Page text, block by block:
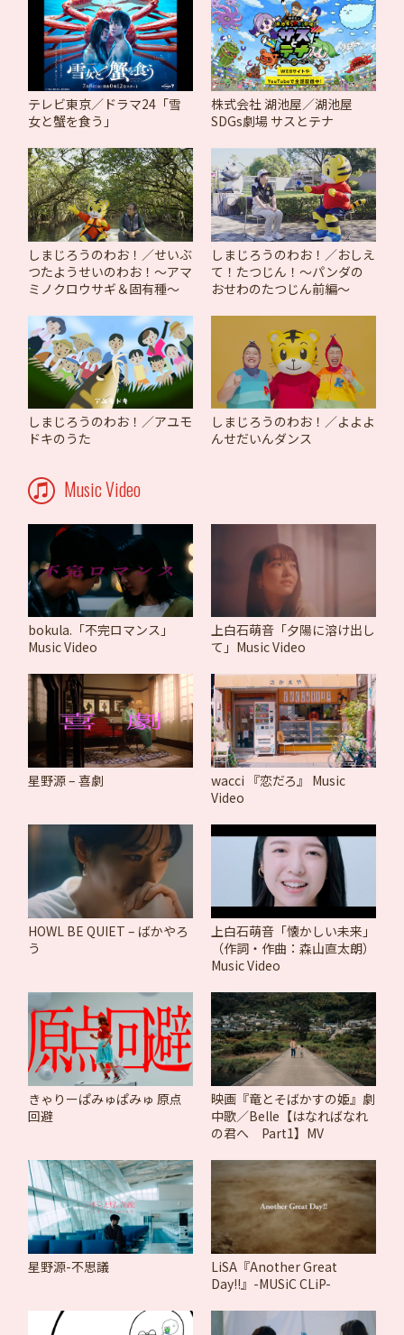
テレビ東京／ドラマ24「雪
女と蟹を食う」
株式会社 湖池屋／湖池屋
SDGs劇場 サスとテナ
しまじろうのわお！／せいぶ
つたようせいのわお！～アマ
ミノクロウサギ＆固有種～
しまじろうのわお！／おしえ
て！たつじん！～パンダの
おせわのたつじん前編～
しまじろうのわお！／アユモ
ドキのうた
しまじろうのわお！／よよよ
んせだいんダンス
Music Video
bokula.「不完ロマンス」
Music Video
上白石萌音「夕陽に溶け出し
て」Music Video
星野源 – 喜劇
wacci 『恋だろ』 Music
Video
HOWL BE QUIET – ばかやろ
う
上白石萌音「懐かしい未来」
（作詞・作曲：森山直太朗）
Music Video
きゃりーぱみゅぱみゅ 原点
回避
映画『竜とそばかすの姫』劇
中歌／Belle【はなればなれ
の君へ Part1】MV
星野源-不思議
LiSA『Another Great
Day!!』-MUSiC CLiP-